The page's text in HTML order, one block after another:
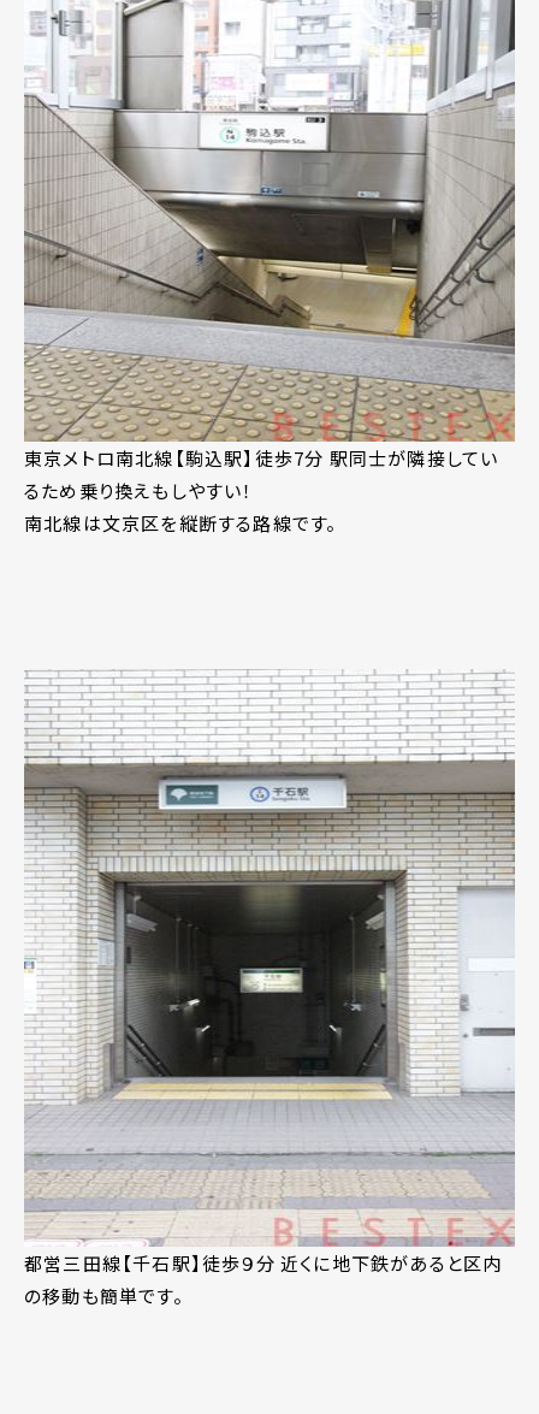
東京メトロ南北線【駒込駅】徒歩7分 駅同士が隣接してい
るため乗り換えもしやすい！
南北線は文京区を縦断する路線です。
都営三田線【千石駅】徒歩９分 近くに地下鉄があると区内
の移動も簡単です。